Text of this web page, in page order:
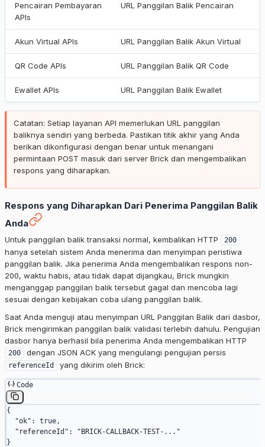
Pencairan Pembayaran
APIs
URL Panggilan Balik Pencairan
Akun Virtual APIs URL Panggilan Balik Akun Virtual
QR Code APIs URL Panggilan Balik QR Code
Ewallet APIs URL Panggilan Balik Ewallet
Catatan: Setiap layanan API memerlukan URL panggilan
baliknya sendiri yang berbeda. Pastikan titik akhir yang Anda
berikan dikonfigurasi dengan benar untuk menangani
permintaan POST masuk dari server Brick dan mengembalikan
respons yang diharapkan.
Respons yang Diharapkan Dari Penerima Panggilan Balik
Anda
Untuk panggilan balik transaksi normal, kembalikan HTTP 200
hanya setelah sistem Anda menerima dan menyimpan peristiwa
panggilan balik. Jika penerima Anda mengembalikan respons non-
200, waktu habis, atau tidak dapat dijangkau, Brick mungkin
menganggap panggilan balik tersebut gagal dan mencoba lagi
sesuai dengan kebijakan coba ulang panggilan balik.
Saat Anda menguji atau menyimpan URL Panggilan Balik dari dasbor,
Brick mengirimkan panggilan balik validasi terlebih dahulu. Pengujian
dasbor hanya berhasil bila penerima Anda mengembalikan HTTP
200 dengan JSON ACK yang mengulangi pengujian persis
referenceId yang dikirim oleh Brick:
Code
{
  "ok"
: true,
  "referenceId"
:
"BRICK-CALLBACK-TEST-..."
}